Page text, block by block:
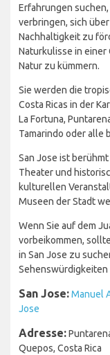
Erfahrungen
verbringen, sich
Nachhaltigkeit zu
Naturkulisse in einer
Natur zu kümmern.
Sie werden die
Costa Ricas in der
La Fortuna,
Tamarindo oder alle
San Jose ist
Theater und
kulturellen
Museen der Stadt
Wenn Sie auf dem
vorbeikommen,
in San Jose zu
San Jose:Manuel
Jose
Adresse:
Quepos, Costa Rica